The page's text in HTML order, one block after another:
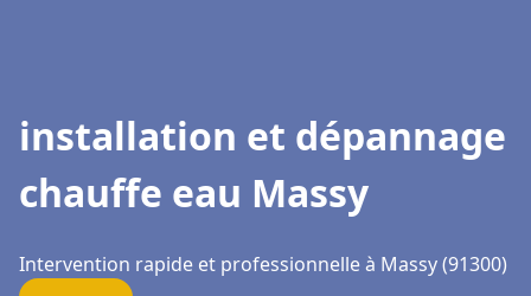
installation et dépannage
chauffe eau Massy
Intervention rapide et professionnelle à Massy (91300)